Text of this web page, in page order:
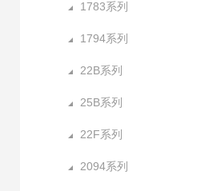
1783系列
1794系列
22B系列
25B系列
22F系列
2094系列